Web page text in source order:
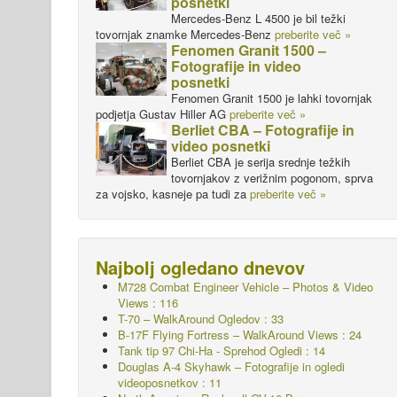
Mercedes-Benz L 4500 je bil težki
tovornjak znamke Mercedes-Benz preberite več »
Fenomen Granit 1500 –
Fotografije in video
posnetki
Fenomen Granit 1500 je lahki tovornjak
podjetja Gustav Hiller AG preberite več »
Berliet CBA – Fotografije in
video posnetki
Berliet CBA je serija srednje težkih
tovornjakov z verižnim pogonom, sprva
za vojsko, kasneje pa tudi za preberite več »
Najbolj ogledano dnevov
M728 Combat Engineer Vehicle – Photos & Video
Views : 116
T-70 – WalkAround Ogledov : 33
B-17F Flying Fortress – WalkAround Views : 24
Tank tip 97 Chi-Ha - Sprehod Ogledi : 14
Douglas A-4 Skyhawk – Fotografije in ogledi
videoposnetkov : 11